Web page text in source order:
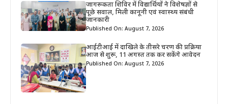
जागरूकता शिविर में विद्यार्थियों ने विशेषज्ञों से
पूछे सवाल, मिली कानूनी एवं स्वास्थ्य संबंधी
जानकारी
Published On: August 7, 2026
आईटीआई में दाखिले के तीसरे चरण की प्रक्रिया
आज से शुरू, 11 अगस्त तक कर सकेंगे आवेदन
Published On: August 7, 2026